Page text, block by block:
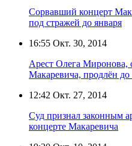
Сорвавший концерт
под стражей до января
16:55 Окт. 30, 2014
Арест Олега Миронова,
Макаревича, продлён до
12:42 Окт. 27, 2014
Суд признал законным
концерте Макаревича